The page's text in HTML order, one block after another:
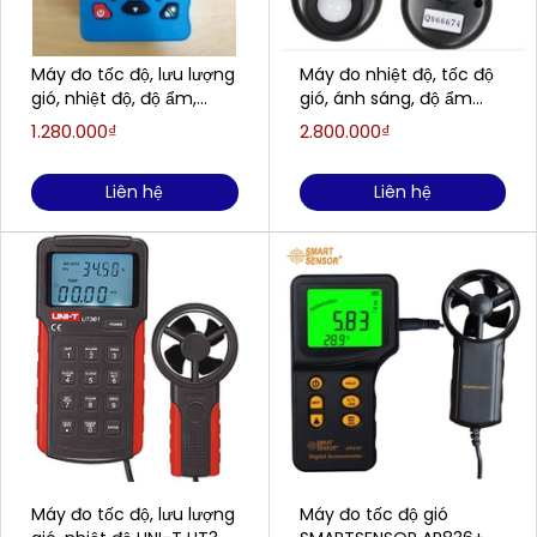
Máy đo tốc độ, lưu lượng
gió, nhiệt độ, độ ẩm,
điểm sương OWON
m/s; 5 - 95 %RH; -10 - 50
℃)
1.280.000₫
Liên hệ
Máy đo tốc độ, lưu lượng
Máy đo nhiệt độ, tốc độ
gió, ánh sáng, độ ẩm
LUTRON LM8000A
2.800.000₫
Liên hệ
Máy đo tốc độ gió